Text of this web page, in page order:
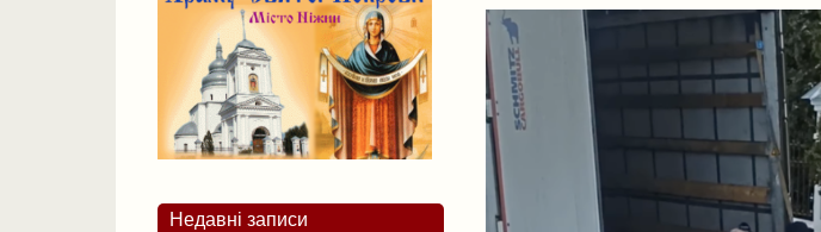
Недавні записи